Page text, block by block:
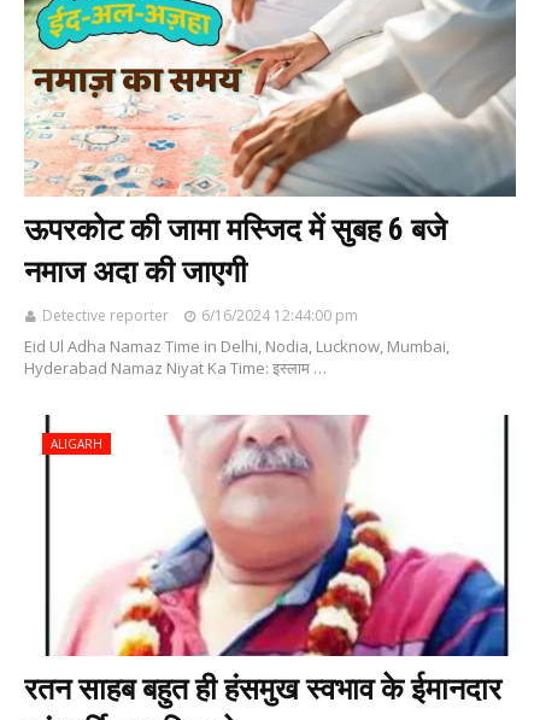
ऊपरकोट की जामा मस्जिद में सुबह 6 बजे
नमाज अदा की जाएगी
Detective reporter 6/16/2024 12:44:00 pm
Eid Ul Adha Namaz Time in Delhi, Nodia, Lucknow, Mumbai,
Hyderabad Namaz Niyat Ka Time: इस्लाम …
ALIGARH
रतन साहब बहुत ही हंसमुख स्वभाव के ईमानदार